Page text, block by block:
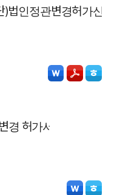
)법인정관변경허가신
경 허가서